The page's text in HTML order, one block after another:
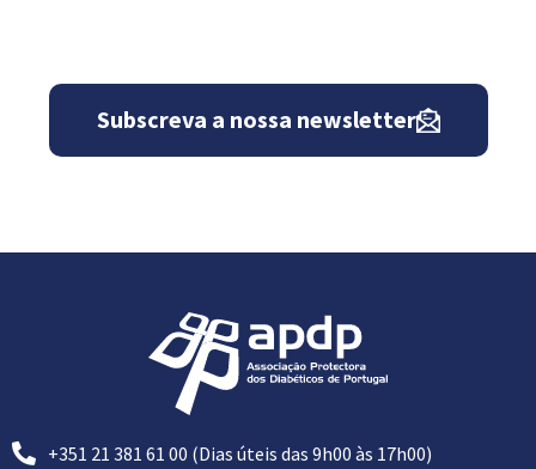
Subscreva a nossa newsletter
+351 21 381 61 00 (Dias úteis das 9h00 às 17h00)